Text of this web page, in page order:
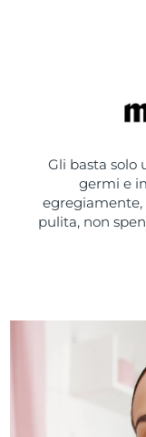
Gli basta solo
germi e
pulita, non